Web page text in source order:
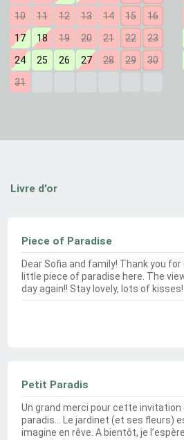
10
11 12 13 14 15
16
17
18 19 20 21 22
23
24
25 26 27 28 29
30
31
Livre d'or
Piece of Paradise
Dear Sofia and family! Thank you
little piece of paradise here. The
day again!! Stay lovely, lots of kisses!
Petit Paradis
Un grand merci pour cette
paradis… Le jardinet (et ses fleurs)
imagine en rêve. A bientôt, je l’espère